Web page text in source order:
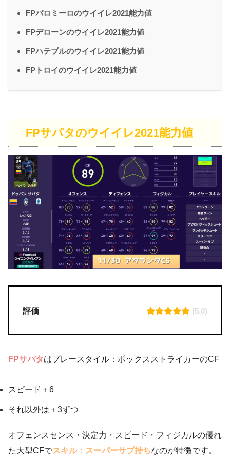
FPパロミーロのウイイレ2021能力値
FPデローンのウイイレ2021能力値
FPハテブルのウイイレ2021能力値
FPトロイのウイイレ2021能力値
FPサパタのウイイレ2021能力値
評価 (5.0)
FPサパタはプレースタイル：ボックスストライカーのCF
スピード＋6
それ以外は＋3ずつ
オフェンスセンス・決定力・スピード・フィジカルの優れ
た大型CFでスキル：スーパーサブ持ちなのが特徴です。